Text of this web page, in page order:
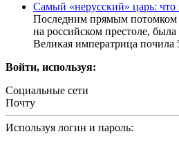
Самый «нерусский» царь:
Последним прямым
на российском престоле,
Великая императрица почила
Войти, используя:
Социальные сети
Почту
Используя логин и пароль: